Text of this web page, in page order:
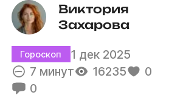
Виктория
Захарова
Гороскоп
1 дек 2025
7 минут
16235
0
0